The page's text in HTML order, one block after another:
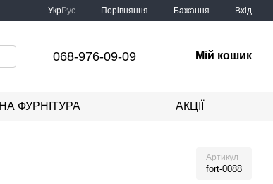
УкрРус Порівняння Бажання Вхід
068-976-09-09 Мій кошик
ФУРНІТУРА АКЦІЇ
Артикул
fort-0088